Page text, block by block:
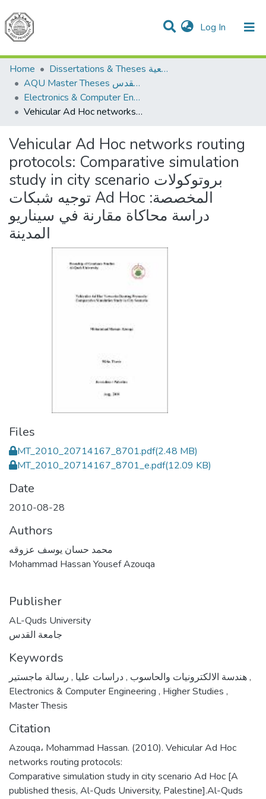
Log In (current)
Communities & Collections
All of DSpace
Home
Dissertations & Theses الرسائل الجامعية
AQU Master Theses الرسائل الجامعية الخاصة بجامعة القدس
Electronics & Computer Engineering هندسة الإلكترونيات والحاسوب
Vehicular Ad Hoc networks routing protocols: Comparative simulation study in city scenario بروتوكولات توجيه شبكات Ad Hoc المخصصة: دراسة محاكاة مقارنة في سيناريو المدينة
Vehicular Ad Hoc networks routing
protocols: Comparative simulation
study in city scenario بروتوكولات
توجيه شبكات Ad Hoc المخصصة:
دراسة محاكاة مقارنة في سيناريو
المدينة
Files
MT_2010_20714167_8701.pdf(2.48 MB)
MT_2010_20714167_8701_e.pdf(12.09 KB)
Date
2010-08-28
Authors
محمد حسان يوسف عزوقه
Mohammad Hassan Yousef Azouqa
Publisher
AL-Quds University
جامعة القدس
Keywords
هندسة الالكترونيات والحاسوب ,دراسات عليا ,
,
Electronics & Computer Engineering , Higher Studies ,
Master Thesis
Citation
Azouqa، Mohammad Hassan. (2010). Vehicular Ad Hoc
networks routing protocols:
Comparative simulation study in city scenario Ad Hoc [A
published thesis, Al-Quds University, Palestine].Al-Quds